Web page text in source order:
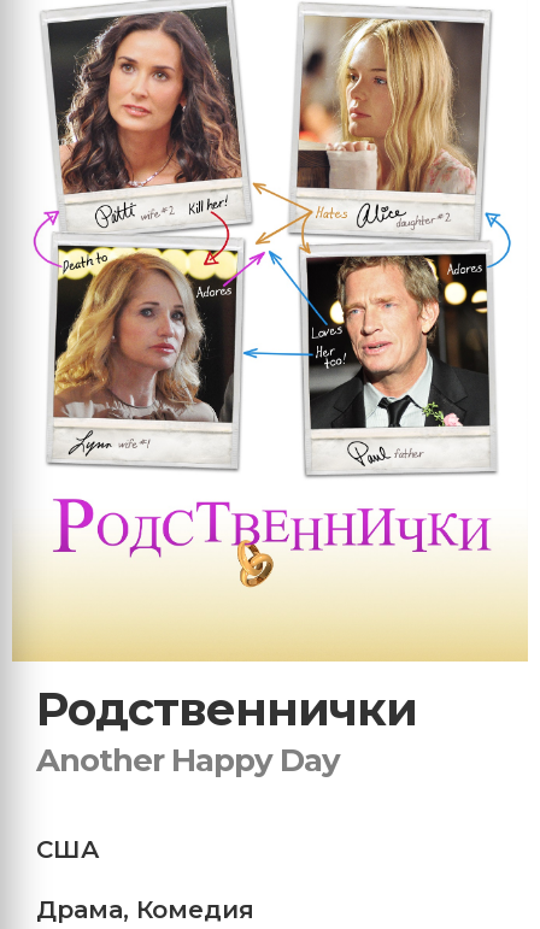
Родственнички
Another Happy Day
США
Драма, Комедия